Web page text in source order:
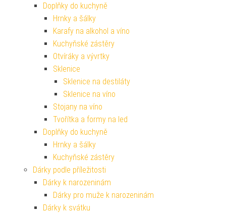
Doplňky do kuchyně
Hrnky a šálky
Karafy na alkohol a víno
Kuchyňské zástěry
Otvíráky a vývrtky
Sklenice
Sklenice na destiláty
Sklenice na víno
Stojany na víno
Tvořítka a formy na led
Doplňky do kuchyně
Hrnky a šálky
Kuchyňské zástěry
Dárky podle příležitosti
Dárky k narozeninám
Dárky pro muže k narozeninám
Dárky k svátku